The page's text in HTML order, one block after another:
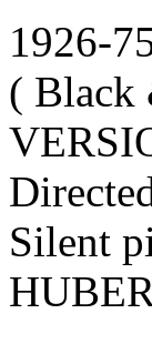
1926-
( Black
Silent